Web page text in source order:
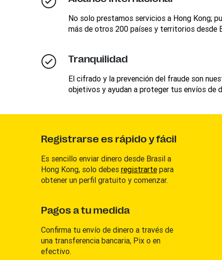
No solo prestamos servicios a Hong Kong;
más de otros 200 países y territorios desde
Tranquilidad
El cifrado y la prevención del fraude son
objetivos y ayudan a proteger tus envíos de
Registrarse es rápido y fácil
Es sencillo enviar dinero desde Brasil a
Hong Kong, solo debes registrartepara
obtener un perfil gratuito y comenzar.
Pagos a tu medida
Confirma tu envío de dinero a través de
una transferencia bancaria, Pix o en
efectivo.